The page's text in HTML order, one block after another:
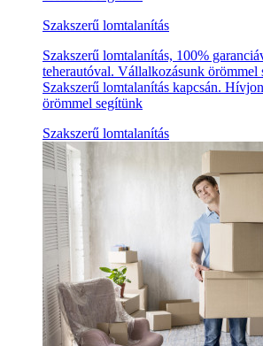
Szakszerű lomtalanítás
Szakszerű lomtalanítás, 100%
teherautóval. Vállalkozásunk örömmel
Szakszerű lomtalanítás kapcsán.
örömmel segítünk
Szakszerű lomtalanítás